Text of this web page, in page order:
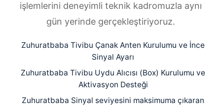
işlemlerini deneyimli teknik kadromuzla aynı
gün yerinde gerçekleştiriyoruz.
Zuhuratbaba Tivibu Çanak Anten Kurulumu ve İnce
Sinyal Ayarı
Zuhuratbaba Tivibu Uydu Alıcısı (Box) Kurulumu ve
Aktivasyon Desteği
Zuhuratbaba Sinyal seviyesini maksimuma çıkaran